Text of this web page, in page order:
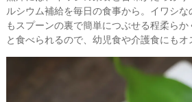
ルシウム補給を毎日の食事から。イワシ
もスプーンの裏で簡単につぶせる程柔ら
と食べられるので、幼児食や介護食にもオ